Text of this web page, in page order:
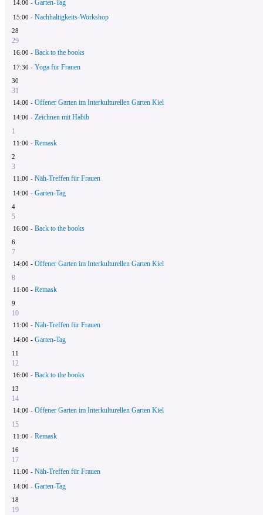
14:00 - Garten-Tag
15:00 - Nachhaltigkeits-Workshop
28
29
16:00 - Back to the books
17:30 - Yoga für Frauen
30
31
14:00 - Offener Garten im Interkulturellen Garten Kiel
14:00 - Zeichnen mit Habib
1
11:00 - Remask
2
3
11:00 - Näh-Treffen für Frauen
14:00 - Garten-Tag
4
5
16:00 - Back to the books
6
7
14:00 - Offener Garten im Interkulturellen Garten Kiel
8
11:00 - Remask
9
10
11:00 - Näh-Treffen für Frauen
14:00 - Garten-Tag
11
12
16:00 - Back to the books
13
14
14:00 - Offener Garten im Interkulturellen Garten Kiel
15
11:00 - Remask
16
17
11:00 - Näh-Treffen für Frauen
14:00 - Garten-Tag
18
19